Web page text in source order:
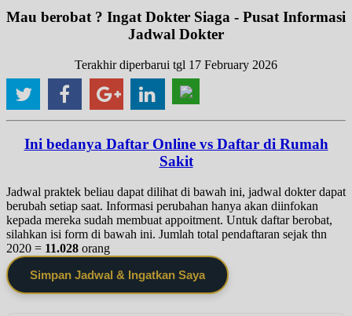
Mau berobat ? Ingat Dokter Siaga - Pusat Informasi
Jadwal Dokter
Terakhir diperbarui tgl 17 February 2026
Ini bedanya Daftar Online vs Daftar di Rumah
Sakit
Jadwal praktek beliau dapat dilihat di bawah ini, jadwal dokter dapat
berubah setiap saat. Informasi perubahan hanya akan diinfokan
kepada mereka sudah membuat appoitment. Untuk daftar berobat,
silahkan isi form di bawah ini. Jumlah total pendaftaran sejak thn
2020 = 11.028 orang
Simpan Jadwal & Ingatkan Saya